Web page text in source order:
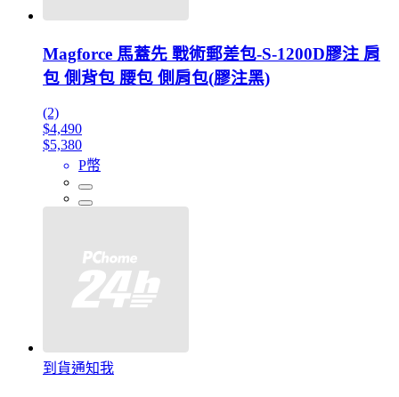
Magforce 馬蓋先 戰術郵差包-S-1200D膠注 肩
包 側背包 腰包 側肩包(膠注黑)
(2)
$4,490
$5,380
P幣
到貨通知我